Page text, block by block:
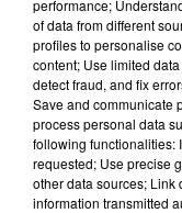
performance;
of data from different
profiles to personalise
content; Use limited
detect fraud, and fix
Save and communicate
process personal data
following functionalities:
requested; Use precise
other data sources; Link
information transmitted